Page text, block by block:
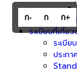
ราย
ระเบียบที่เกี่ย
ระเบียบ
ประกา
ก- ก ก+